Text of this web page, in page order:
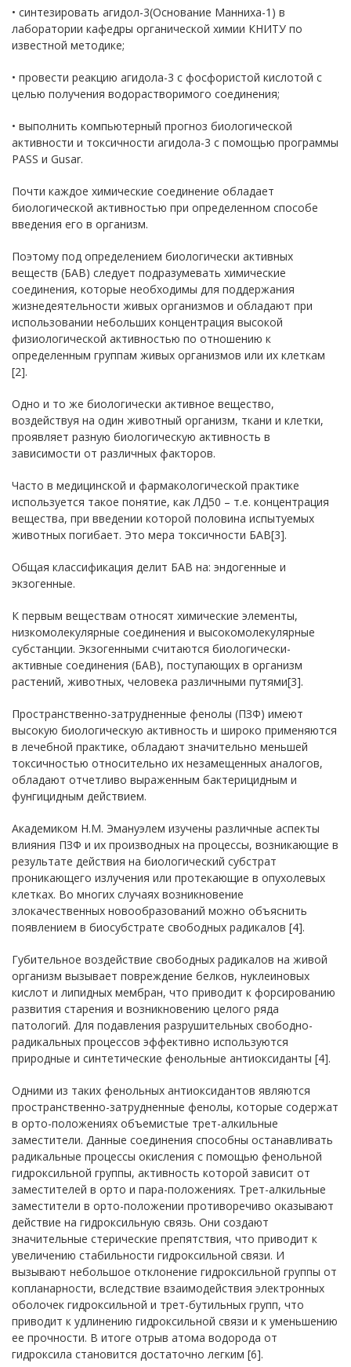
• синтезировать агидол-3(Основание Манниха-1) в
лаборатории кафедры органической химии КНИТУ по
известной методике;
• провести реакцию агидола-3 с фосфористой кислотой с
целью получения водорастворимого соединения;
• выполнить компьютерный прогноз биологической
активности и токсичности агидола-3 с помощью программы
PASS и Gusar.
Почти каждое химические соединение обладает
биологической активностью при определенном способе
введения его в организм.
Поэтому под определением биологически активных
веществ (БАВ) следует подразумевать химические
соединения, которые необходимы для поддержания
жизнедеятельности живых организмов и обладают при
использовании небольших концентрация высокой
физиологической активностью по отношению к
определенным группам живых организмов или их клеткам
[2].
Одно и то же биологически активное вещество,
воздействуя на один животный организм, ткани и клетки,
проявляет разную биологическую активность в
зависимости от различных факторов.
Часто в медицинской и фармакологической практике
используется такое понятие, как ЛД50 – т.е. концентрация
вещества, при введении которой половина испытуемых
животных погибает. Это мера токсичности БАВ[3].
Общая классификация делит БАВ на: эндогенные и
экзогенные.
К первым веществам относят химические элементы,
низкомолекулярные соединения и высокомолекулярные
субстанции. Экзогенными считаются биологически-
активные соединения (БАВ), поступающих в организм
растений, животных, человека различными путями[3].
Пространственно-затрудненные фенолы (ПЗФ) имеют
высокую биологическую активность и широко применяются
в лечебной практике, обладают значительно меньшей
токсичностью относительно их незамещенных аналогов,
обладают отчетливо выраженным бактерицидным и
фунгицидным действием.
Академиком Н.М. Эмануэлем изучены различные аспекты
влияния ПЗФ и их производных на процессы, возникающие в
результате действия на биологический субстрат
проникающего излучения или протекающие в опухолевых
клетках. Во многих случаях возникновение
злокачественных новообразований можно объяснить
появлением в биосубстрате свободных радикалов [4].
Губительное воздействие свободных радикалов на живой
организм вызывает повреждение белков, нуклеиновых
кислот и липидных мембран, что приводит к форсированию
развития старения и возникновению целого ряда
патологий. Для подавления разрушительных свободно-
радикальных процессов эффективно используются
природные и синтетические фенольные антиоксиданты [4].
Одними из таких фенольных антиоксидантов являются
пространственно-затрудненные фенолы, которые содержат
в орто-положениях объемистые трет-алкильные
заместители. Данные соединения способны останавливать
радикальные процессы окисления с помощью фенольной
гидроксильной группы, активность которой зависит от
заместителей в орто и пара-положениях. Трет-алкильные
заместители в орто-положении противоречиво оказывают
действие на гидроксильную связь. Они создают
значительные стерические препятствия, что приводит к
увеличению стабильности гидроксильной связи. И
вызывают небольшое отклонение гидроксильной группы от
копланарности, вследствие взаимодействия электронных
оболочек гидроксильной и трет-бутильных групп, что
приводит к удлинению гидроксильной связи и к уменьшению
ее прочности. В итоге отрыв атома водорода от
гидроксила становится достаточно легким [6].